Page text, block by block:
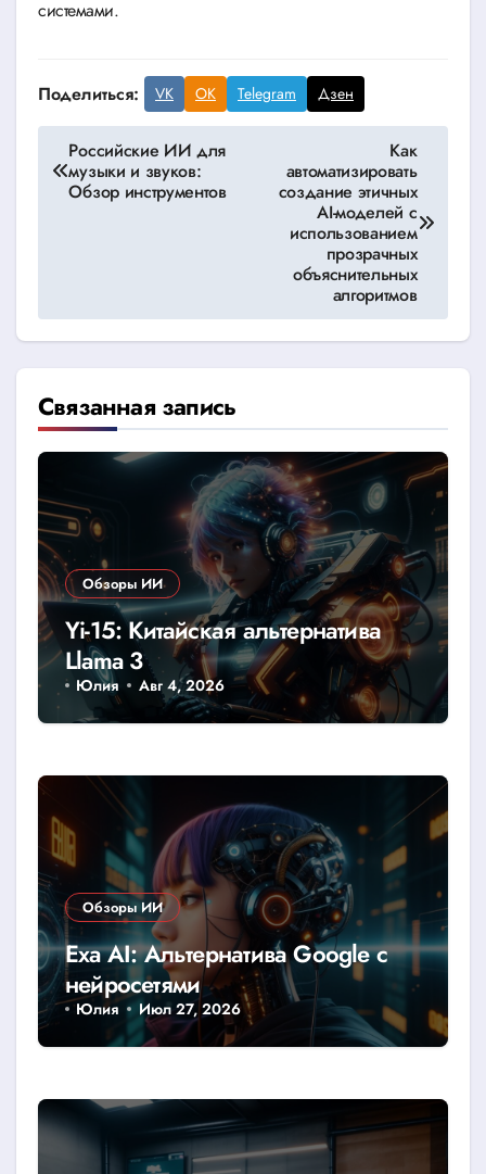
системами.
Поделиться: VK OK Telegram Дзен
Навигация
по
Российские ИИ для
музыки и звуков:
Обзор инструментов
Как
автоматизировать
создание этичных
AI-моделей с
использованием
прозрачных
объяснительных
алгоритмов
Связанная запись
Обзоры ИИ
Yi-15: Китайская альтернатива
Llama 3
Юлия Авг 4, 2026
Обзоры ИИ
Exa AI: Альтернатива Google с
нейросетями
Юлия Июл 27, 2026